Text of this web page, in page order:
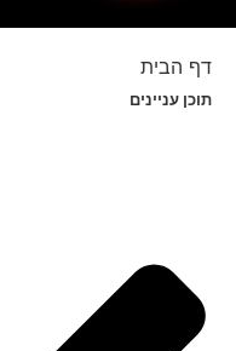
דף הבית
תוכן עניינים